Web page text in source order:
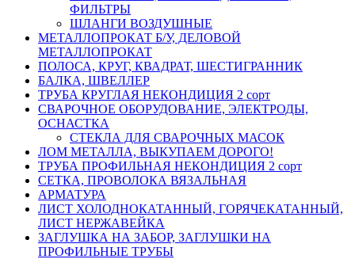
ФИЛЬТРЫ
ШЛАНГИ ВОЗДУШНЫЕ
МЕТАЛЛОПРОКАТ Б/У, ДЕЛОВОЙ
МЕТАЛЛОПРОКАТ
ПОЛОСА, КРУГ, КВАДРАТ, ШЕСТИГРАННИК
БАЛКА, ШВЕЛЛЕР
ТРУБА КРУГЛАЯ НЕКОНДИЦИЯ 2 сорт
СВАРОЧНОЕ ОБОРУДОВАНИЕ, ЭЛЕКТРОДЫ,
ОСНАСТКА
СТЕКЛА ДЛЯ СВАРОЧНЫХ МАСОК
ЛОМ МЕТАЛЛА, ВЫКУПАЕМ ДОРОГО!
ТРУБА ПРОФИЛЬНАЯ НЕКОНДИЦИЯ 2 сорт
СЕТКА, ПРОВОЛОКА ВЯЗАЛЬНАЯ
АРМАТУРА
ЛИСТ ХОЛОДНОКАТАННЫЙ, ГОРЯЧЕКАТАННЫЙ,
ЛИСТ НЕРЖАВЕЙКА
ЗАГЛУШКА НА ЗАБОР, ЗАГЛУШКИ НА
ПРОФИЛЬНЫЕ ТРУБЫ